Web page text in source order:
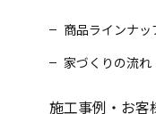
商品ラインナッ
家づくりの流れ
施工事例・お客